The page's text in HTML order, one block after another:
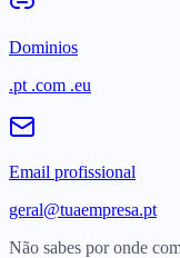
Dominios
.pt .com .eu
Email profissional
geral@tuaempresa.pt
Não sabes por onde